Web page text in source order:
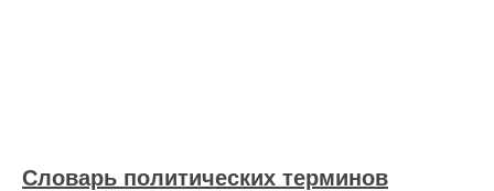
Словарь политических терминов